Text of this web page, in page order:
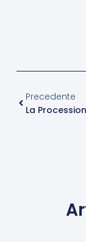
Precedente